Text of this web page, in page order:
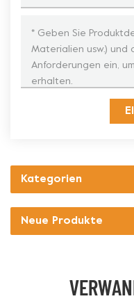
Kategorien
Neue Produkte